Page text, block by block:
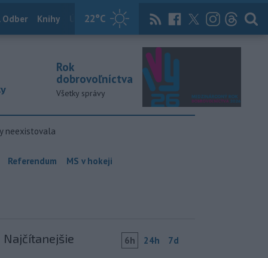
22°C
Odber Knihy Útulkovo Magazín News Now Archív
Rok
dobrovoľníctva
Všetky správy
neexistovala
Referendum MS v hokeji
Najčítanejšie 6h 24h 7d